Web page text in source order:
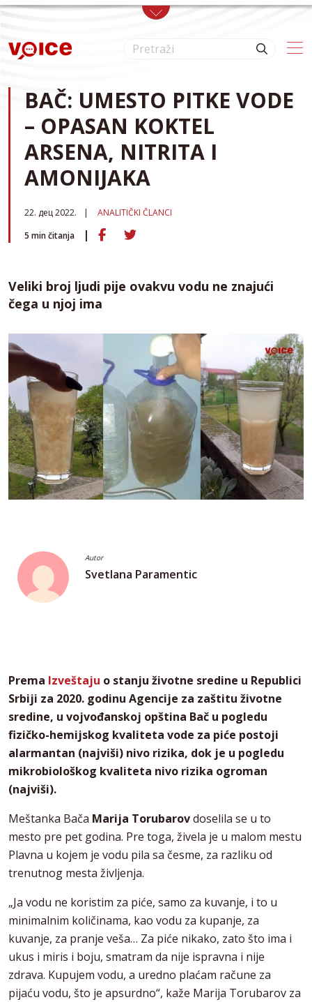
Skip to main content
BAČ: UMESTO PITKE VODE
– OPASAN KOKTEL
ARSENA, NITRITA I
AMONIJAKA
22. дец 2022.
ANALITIČKI ČLANCI
5 min čitanja
Veliki broj ljudi pije ovakvu vodu ne znajući
čega u njoj ima
Autor
Svetlana Paramentic
Prema Izveštaju o stanju životne sredine u Republici
Srbiji za 2020. godinu Agencije za zaštitu životne
sredine, u vojvođanskoj opština Bač u pogledu
fizičko-hemijskog kvaliteta vode za piće postoji
alarmantan (najviši) nivo rizika, dok je u pogledu
mikrobiološkog kvaliteta nivo rizika ogroman
(najviši).
Meštanka Bača Marija Torubarovdoselila se u to
mesto pre pet godina. Pre toga, živela je u malom mestu
Plavna u kojem je vodu pila sa česme, za razliku od
trenutnog mesta življenja.
„Ja vodu ne koristim za piće, samo za kuvanje, i to u
minimalnim količinama, kao vodu za kupanje, za
kuvanje, za pranje veša… Za piće nikako, zato što ima i
ukus i miris i boju, smatram da nije ispravna i nije
zdrava. Kupujem vodu, a uredno plaćam račune za
pijaću vodu, što je apsurdno“, kaže Marija Torubarov za